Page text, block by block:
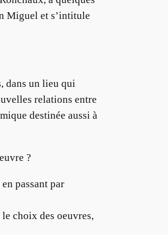
Miguel et s’intitule
dans un lieu qui
relations entre
destinée aussi à
?
passant par
choix des oeuvres,